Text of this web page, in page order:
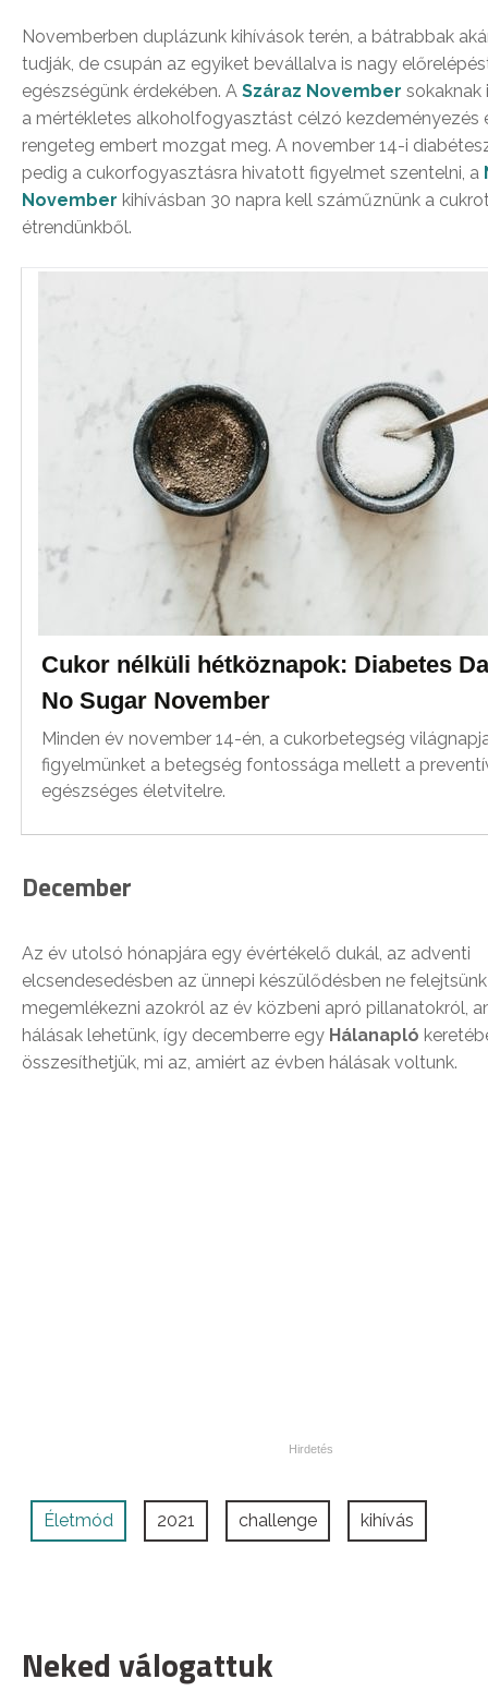
Novemberben duplázunk kihívások terén, a bátrabbak
tudják, de csupán az egyiket bevállalva is nagy
egészségünk érdekében. A Száraz November sokaknak
a mértékletes alkoholfogyasztást célzó kezdeményezés
rengeteg embert mozgat meg. A november 14-i
pedig a cukorfogyasztásra hivatott figyelmet szentelni, a
November kihívásban 30 napra kell száműznünk a
étrendünkből.
Cukor nélküli hétköznapok: Diabetes
No Sugar November
Minden év november 14-én, a cukorbetegség
figyelmünket a betegség fontossága mellett a
egészséges életvitelre.
December
Az év utolsó hónapjára egy évértékelő dukál, az adventi
elcsendesedésben az ünnepi készülődésben ne
megemlékezni azokról az év közbeni apró pillanatokról,
hálásak lehetünk, így decemberre egy Hálanapló
összesíthetjük, mi az, amiért az évben hálásak voltunk.
Életmód 2021 challenge kihívás
Neked válogattuk